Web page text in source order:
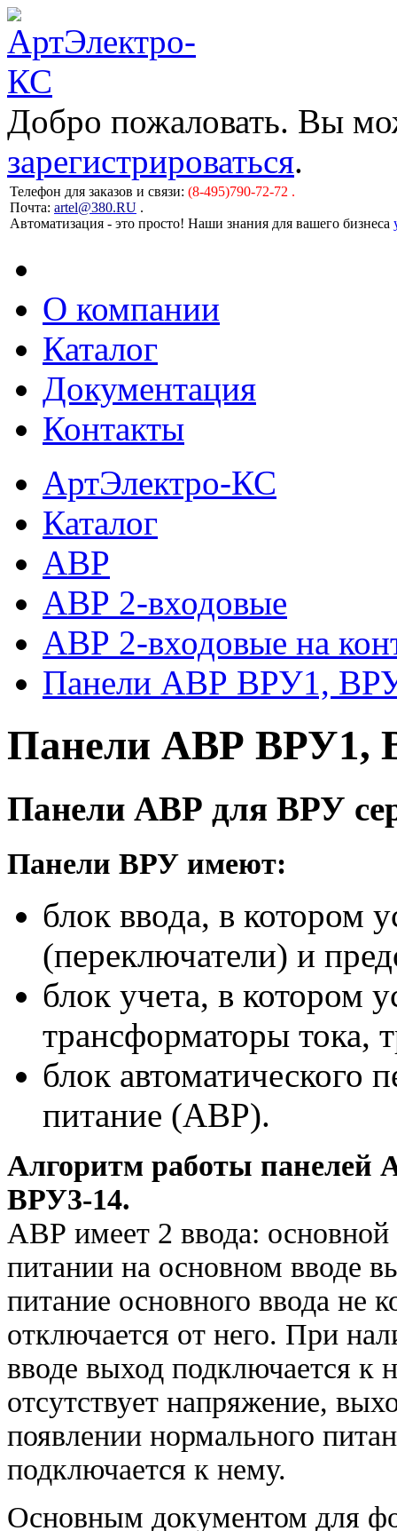
Добро пожаловать. Вы
зарегистрироваться.
Телефон для заказов и связи: (8-495)790-72-72 .
Почта: artel@380.RU .
Автоматизация - это просто! Наши знания для вашего бизнеса
О компании
Каталог
Документация
Контакты
АртЭлектро-КС
Каталог
АВР
АВР 2-входовые
АВР 2-входовые на
Панели АВР ВРУ1,
Панели АВР ВРУ1,
Панели АВР для ВРУ
Панели ВРУ имеют:
блок ввода, в котором
(переключатели) и
блок учета, в котором
трансформаторы тока,
блок автоматического
питание (АВР).
Алгоритм работы панелей
ВРУ3-14.
АВР имеет 2 ввода:
питании на основном вводе
питание основного ввода не
отключается от него. При
вводе выход подключается к
отсутствует напряжение,
появлении нормального
подключается к нему.
Основным документом для